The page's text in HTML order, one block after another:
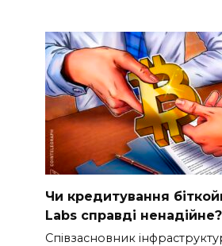
Чи кредитування
Labs справді ненадійне?
Співзасновник